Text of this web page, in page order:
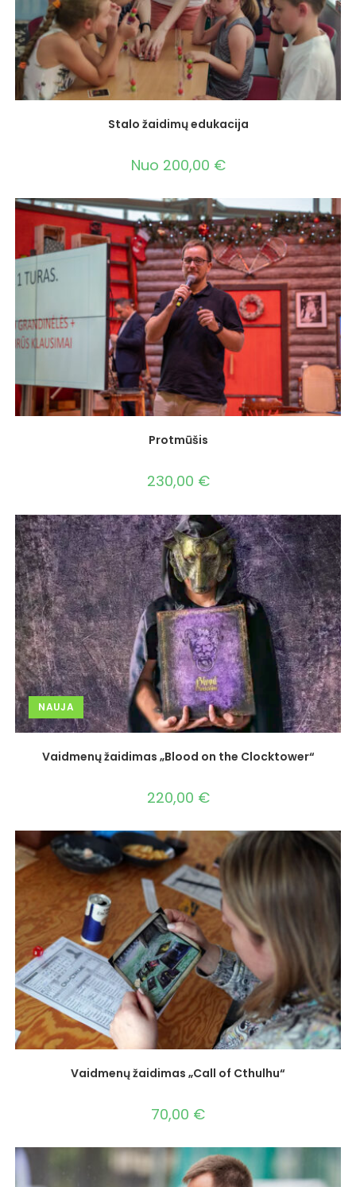
Stalo žaidimų edukacija
Nuo 200,00 €
Protmūšis
230,00 €
NAUJA
Vaidmenų žaidimas „Blood on the Clocktower“
220,00 €
Vaidmenų žaidimas „Call of Cthulhu“
70,00 €